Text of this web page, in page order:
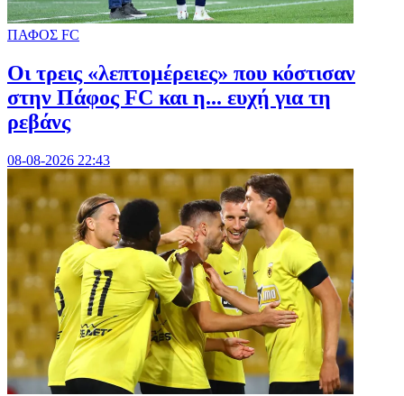
ΠΑΦΟΣ FC
Οι τρεις «λεπτομέρειες» που κόστισαν
στην Πάφος FC και η... ευχή για τη
ρεβάνς
08-08-2026 22:43